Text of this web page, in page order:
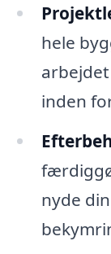
hele
inden
nyde